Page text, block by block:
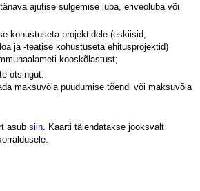
ajutise sulgemise luba, eriveoluba või
kohustuseta projektidele (eskiisid,
ja -teatise kohustuseta ehitusprojektid)
kooskõlastust;
otsingut.
maksuvõla puudumise tõendi või maksuvõla
asub siin . Kaarti täiendatakse jooksvalt